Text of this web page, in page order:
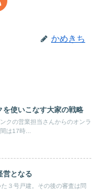
かめきち
を使いこなす大家の戦略
クの営業担当さんからのオンラ
は17時...
営となる
３号戸建。その後の審査は問